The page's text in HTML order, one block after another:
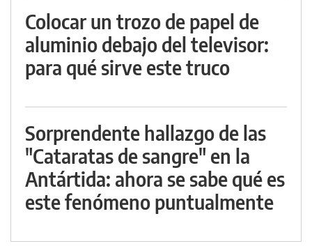
Colocar un trozo de papel de
aluminio debajo del televisor:
para qué sirve este truco
Sorprendente hallazgo de las
"Cataratas de sangre" en la
Antártida: ahora se sabe qué es
este fenómeno puntualmente